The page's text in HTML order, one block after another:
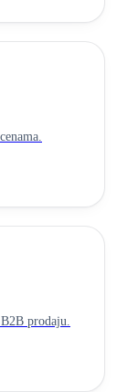
prodaju.